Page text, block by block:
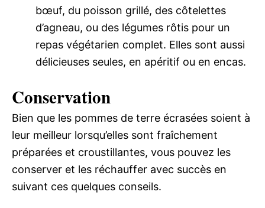
bœuf, du poisson grillé, des côtelettes
d’agneau, ou des légumes rôtis pour un
repas végétarien complet. Elles sont aussi
délicieuses seules, en apéritif ou en encas.
Conservation
Bien que les pommes de terre écrasées soient à
leur meilleur lorsqu’elles sont fraîchement
préparées et croustillantes, vous pouvez les
conserver et les réchauffer avec succès en
suivant ces quelques conseils.